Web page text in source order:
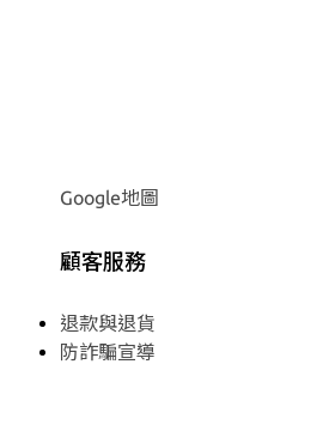
Google地圖
顧客服務
退款與退貨
防詐騙宣導